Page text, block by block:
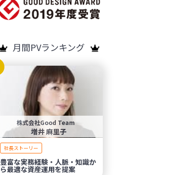
月間PVランキング
株式会社Good Team
増井 麻里子
社長ストーリー
豊富な実務経験・人脈・知識か
ら最適な資産運用を提案